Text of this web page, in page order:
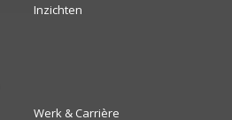
Inzichten
Werk & Carrière